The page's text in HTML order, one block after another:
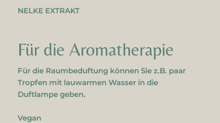
NELKE EXTRAKT
Für die Aromatherapie
Für die Raumbeduftung können Sie z.B. paar
Tropfen mit lauwarmen Wasser in die
Duftlampe geben.
Vegan